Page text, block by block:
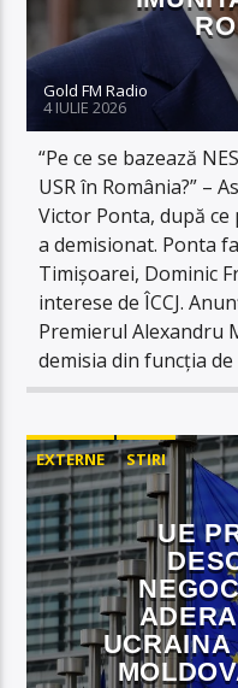
Gold FM Radio
4 IULIE 2026
“Pe ce se bazează
USR în România?” –
Victor Ponta, după
a demisionat. Ponta
Timișoarei, Dominic
interese de ÎCCJ.
Premierul Alexandru
demisia din funcţia
EXTERNE STIRI
UE